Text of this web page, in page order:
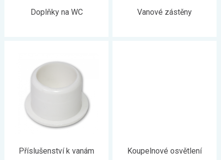
Doplňky na WC Vanové zástěny
Příslušenství k vanám Koupelnové osvětlení